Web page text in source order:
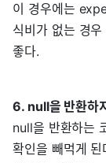
이 경우에는
식비가 없는 경
좋다.
6. null을 반환하
null을 반환하는
확인을 빼먹게